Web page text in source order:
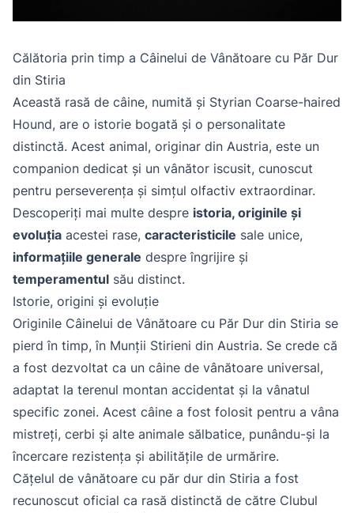
Călătoria prin timp a Câinelui de Vânătoare cu Păr Dur
din Stiria
Această rasă de câine, numită și Styrian Coarse-haired
Hound, are o istorie bogată și o personalitate
distinctă. Acest animal, originar din Austria, este un
companion dedicat și un vânător iscusit, cunoscut
pentru perseverența și simțul olfactiv extraordinar.
Descoperiți mai multe despre istoria, originile și
evoluția acestei rase, caracteristicile sale unice,
informațiile generale despre îngrijire și
temperamentul său distinct.
Istorie, origini și evoluție
Originile Câinelui de Vânătoare cu Păr Dur din Stiria se
pierd în timp, în Munții Stirieni din Austria. Se crede că
a fost dezvoltat ca un câine de vânătoare universal,
adaptat la terenul montan accidentat și la vânatul
specific zonei. Acest câine a fost folosit pentru a vâna
mistreți, cerbi și alte animale sălbatice, punându-și la
încercare rezistența și abilitățile de urmărire.
Cățelul de vânătoare cu păr dur din Stiria a fost
recunoscut oficial ca rasă distinctă de către Clubul